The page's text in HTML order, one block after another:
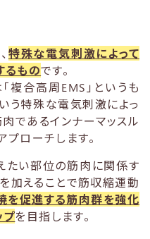
特殊な電気刺激によって
るものです。
複合高周EMS」というも
う特殊な電気刺激によっ
であるインナーマッスル
ローチします。
たい部位の筋肉に関係す
加えることで筋収縮運動
を促進する筋肉群を強化
プを目指します。